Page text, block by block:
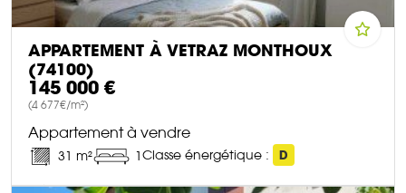
APPARTEMENT À VETRAZ MONTHOUX
(74100)
145 000 €
(4 677€/m²)
Appartement à vendre
31 m² 1Classe énergétique : D